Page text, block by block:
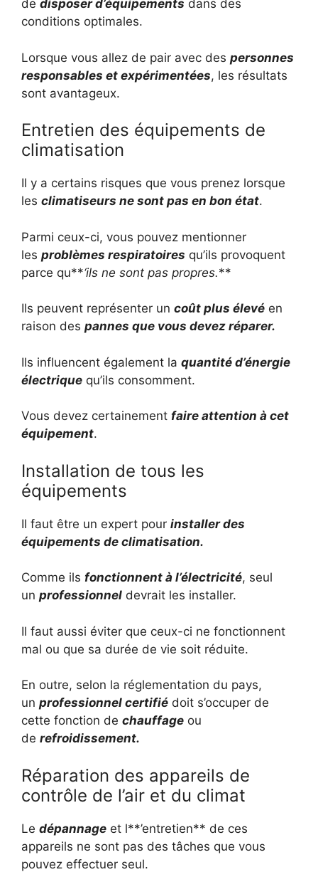
de disposer d’équipements dans des
conditions optimales.
Lorsque vous allez de pair avec des personnes
responsables et expérimentées, les résultats
sont avantageux.
Entretien des équipements de
climatisation
Il y a certains risques que vous prenez lorsque
les climatiseurs ne sont pas en bon état.
Parmi ceux-ci, vous pouvez mentionner
les problèmes respiratoires qu’ils provoquent
parce qu**‘ils ne sont pas propres.**
Ils peuvent représenter un coût plus élevé en
raison des pannes que vous devez réparer.
Ils influencent également la quantité d’énergie
électrique qu’ils consomment.
Vous devez certainement faire attention à cet
équipement.
Installation de tous les
équipements
Il faut être un expert pour installer des
équipements de climatisation.
Comme ils fonctionnent à l’électricité, seul
un professionnel devrait les installer.
Il faut aussi éviter que ceux-ci ne fonctionnent
mal ou que sa durée de vie soit réduite.
En outre, selon la réglementation du pays,
un professionnel certifié doit s’occuper de
cette fonction de chauffage ou
de refroidissement.
Réparation des appareils de
contrôle de l’air et du climat
Le dépannage et l**’entretien** de ces
appareils ne sont pas des tâches que vous
pouvez effectuer seul.